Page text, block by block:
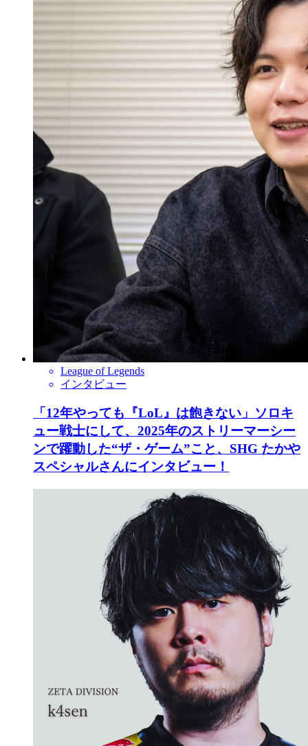
League of Legends
インタビュー
「12年やっても『LoL』は飽きない」ソロキ
ュー戦士にして、2025年のストリーマーシー
ンで躍動した“ザ・ゲーム”こと、SHG たかや
スペシャルさんにインタビュー！